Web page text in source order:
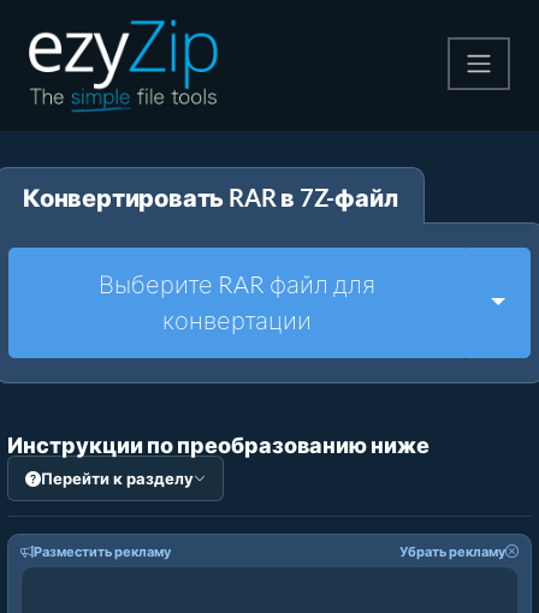
Pаспаковывайте
Другие инструменты
Конвертировать RAR в 7Z-файл
Выберите RAR файл для
конвертации
Инструкции по преобразованию ниже
Перейти к разделу
Разместить рекламу Убрать рекламу